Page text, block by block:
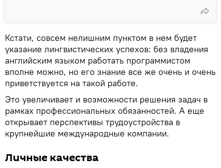
Кстати, совсем нелишним пунктом в нем будет
указание лингвистических успехов: без владения
английским языком работать программистом
вполне можно, но его знание все же очень и очень
приветствуется на такой работе.
Это увеличивает и возможности решения задач в
рамках профессиональных обязанностей. А еще
открывает перспективы трудоустройства в
крупнейшие международные компании.
Личные качества